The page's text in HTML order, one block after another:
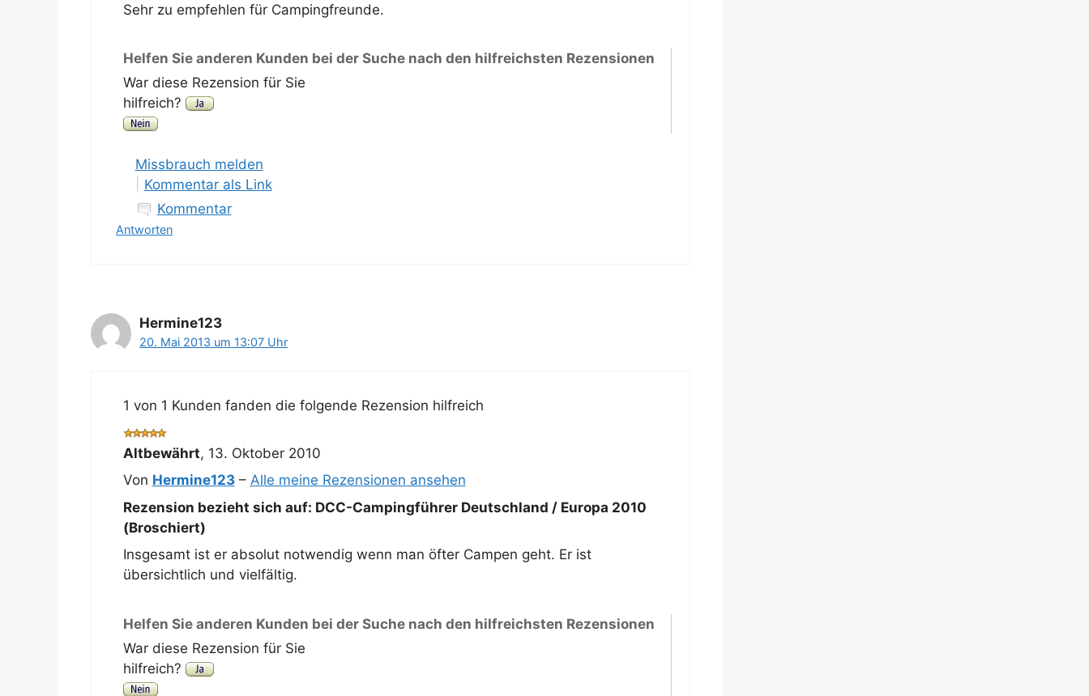
Sehr zu empfehlen für Campingfreunde.
Helfen Sie anderen Kunden bei der Suche nach den hilfreichsten Rezensionen
War diese Rezension für Sie
hilfreich?
Missbrauch melden
Kommentar als Link
Kommentar
Antworten
Hermine123
20. Mai 2013 um 13:07 Uhr
1 von 1 Kunden fanden die folgende Rezension hilfreich
Altbewährt, 13. Oktober 2010
Von Hermine123– Alle meine Rezensionen ansehen
Rezension bezieht sich auf: DCC-Campingführer Deutschland / Europa 2010
(Broschiert)
Insgesamt ist er absolut notwendig wenn man öfter Campen geht. Er ist
übersichtlich und vielfältig.
Helfen Sie anderen Kunden bei der Suche nach den hilfreichsten Rezensionen
War diese Rezension für Sie
hilfreich?